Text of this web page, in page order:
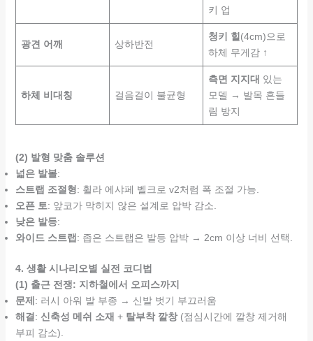
키 업
광견 어깨 상하반전
청키 힐(4cm)으로
하체 무게감 ↑
하체 비대칭 걸음걸이 불균형
측면 지지대 있는
모델 → 발목 흔들
림 방지
(2) 발형 맞춤 솔루션
넓은 발볼:
스트랩 조절형: 휠라 에샤페 벨크로 v2처럼 폭 조절 가능.
오픈 토: 앞코가 막히지 않은 설계로 압박 감소.
낮은 발등:
와이드 스트랩: 좁은 스트랩은 발등 압박 → 2cm 이상 너비 선택.
4. 생활 시나리오별 실전 코디법
(1) 출근 전쟁: 지하철에서 오피스까지
문제: 러시 아워 발 부종 → 신발 벗기 부끄러움
해결: 신축성 메쉬 소재 + 탈부착 깔창(점심시간에 깔창 제거해
부피 감소).